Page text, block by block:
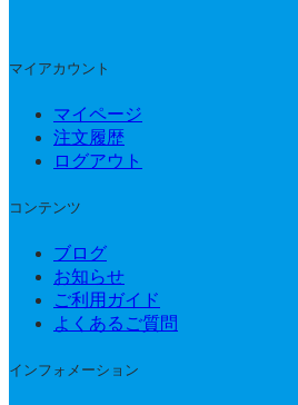
マイアカウント
マイページ
注文履歴
ログアウト
コンテンツ
ブログ
お知らせ
ご利用ガイド
よくあるご質問
インフォメーション